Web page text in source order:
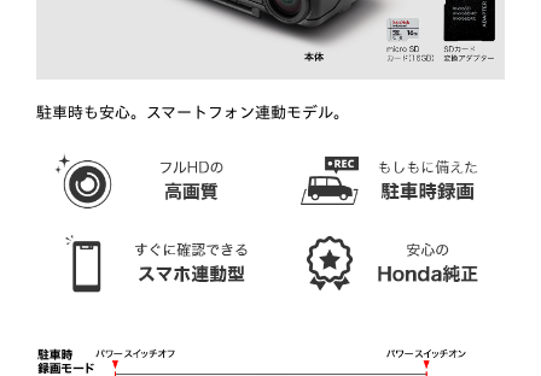
駐車時も安心。スマートフォン連動モデル。